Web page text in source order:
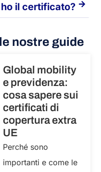
il certificato?
nostre guide
Global mobility
e previdenza:
cosa sapere sui
certificati di
copertura extra
UE
Perché sono
importanti e come le